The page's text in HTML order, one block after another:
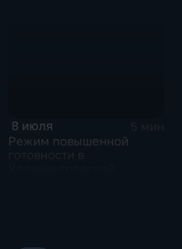
8 июля
Режим повышенной